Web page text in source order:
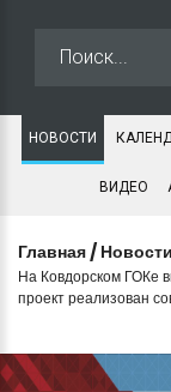
НОВОСТИ
ВИДЕО
Главная / Новости
На Ковдорском ГОКе
проект реализован